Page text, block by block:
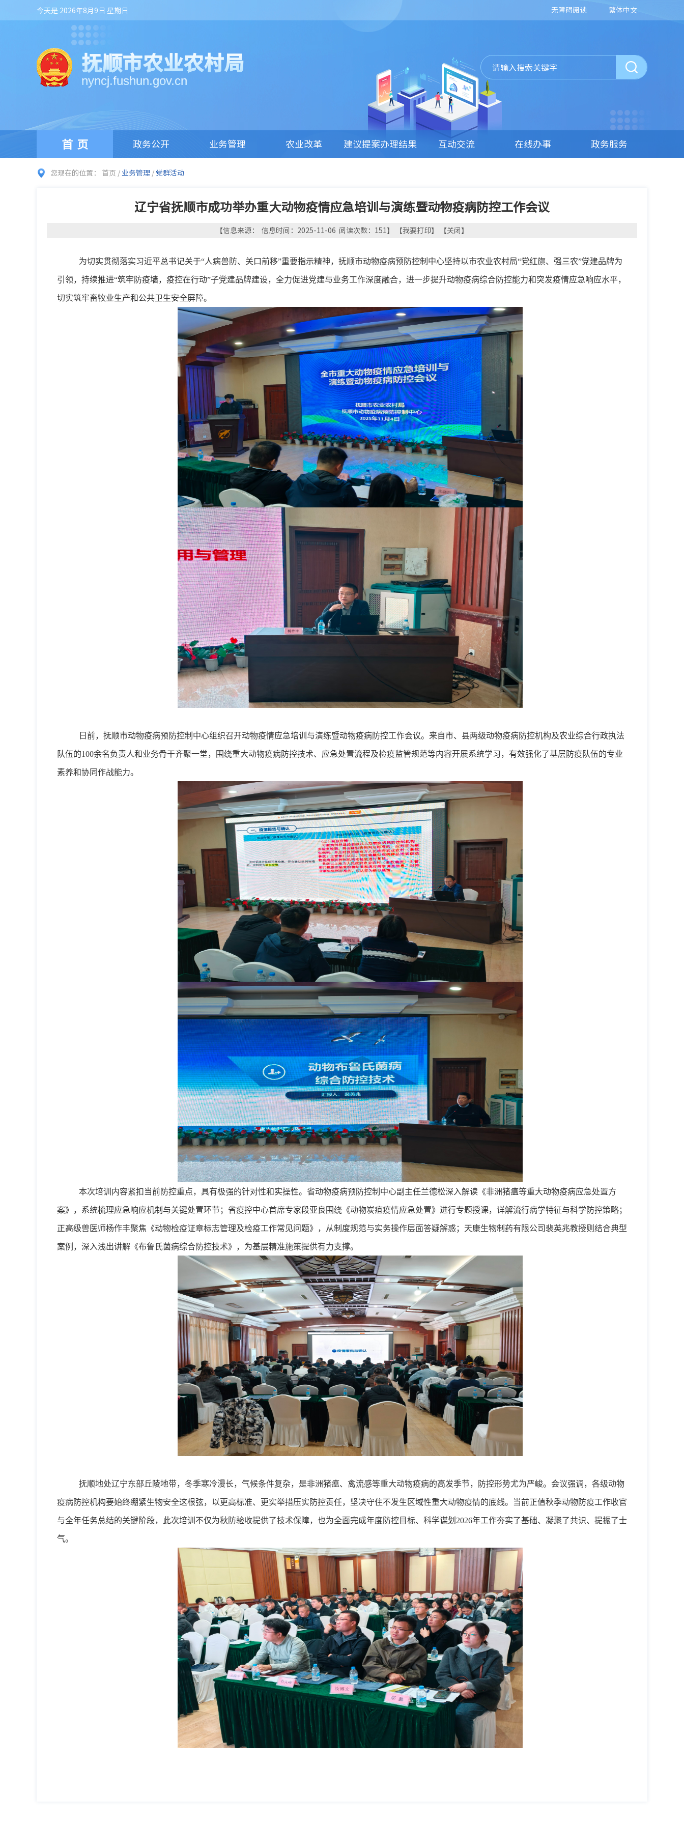
今天是 2026年8月9日 星期日 无障碍阅读 繁体中文
抚顺市农业农村局
nyncj.fushun.gov.cn
首页 政务公开 业务管理 农业改革
建议提案办理结果
互动交流 在线办事 政务服务
您现在的位置： 首页 /业务管理 / 党群活动
辽宁省抚顺市成功举办重大动物疫情应急培训与演练暨动物疫病防控工作会议
【信息来源： 信息时间：2025-11-06 阅读次数： 151】 【我要打印】 【关闭】
为切实贯彻落实习近平总书记关于“人病兽防、关口前移”重要指示精神，抚顺市动物疫病预防控制中心坚持以市农业农村局“党红旗、强三农”党建品牌为
引 领， 持续推进“筑牢防疫墙，疫控在行动”子党建品牌建设， 全力促进党建与业务工作深度融合， 进一步提升动物疫病综合防控能力和突发疫情应急响应水平，
切实筑牢畜牧业生产和公共卫生安全屏障。
日前，抚顺市动物疫病预防控制中心组织召开动物疫情应急培训与演练暨动物疫病防控工作会议。来自市、县两级动物疫病防控机构及农业综合行政执法
队伍的100余名负责人和业务骨干齐聚一堂，围绕重大动物疫病防控技术、应急处置流程及检疫监管规范等内容开展系统学习，有效强化了基层防疫队伍的专业
素养和协同作战能力。
本次培训内容紧扣当前防控重点，具有极强的针对性和实操性。省动物疫病预防控制中心副主任兰德松深入解读《非洲猪瘟等重大动物疫病应急处置方
案》，系统梳理应急响应机制与关键处置环节；省疫控中心首席专家段亚良围绕《动物炭疽疫情应急处置》进行专题授课，详解流行病学特征与科学防控策略；
正高级兽医师杨作丰聚焦《动物检疫证章标志管理及检疫工作常见问题》，从制度规范与实务操作层面答疑解惑；天康生物制药有限公司裴英兆教授则结合典型
案例，深入浅出讲解《布鲁氏菌病综合防控技术》，为基层精准施策提供有力支撑。
抚顺地处辽宁东部丘陵地带，冬季寒冷漫长，气候条件复杂， 是非洲猪瘟、 禽流感等重大动物疫病的高发季节，防控形势尤为严峻。会议强调，各级动物
疫病防控机构要始终绷紧生物安全这根弦，以更高标准、更实举措压实防控责任，坚决守住不发生区域性重大动物疫情的底线。当前正值秋季动物防疫工作收官
与全年任务总结的关键阶段，此次培训不仅为秋防验收提供了技术保障，也为全面完成年度防控目标、科学谋划 2026年工作夯实了基础、凝聚了共识、提振了士
气。